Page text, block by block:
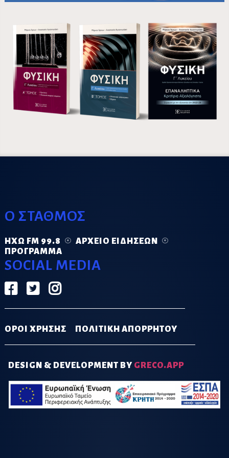
Ο ΣΤΑΘΜΟΣ
ΗΧΏ FM 99.8
ΑΡΧΕΊΟ ΕΙΔΉΣΕΩΝ
ΠΡΌΓΡΑΜΜΑ
SOCIAL MEDIA
ΟΡΟΙ ΧΡΗΣΗΣ ΠΟΛΙΤΙΚΗ ΑΠΟΡΡΗΤΟΥ
DESIGN & DEVELOPMENT BY GRECO.APP